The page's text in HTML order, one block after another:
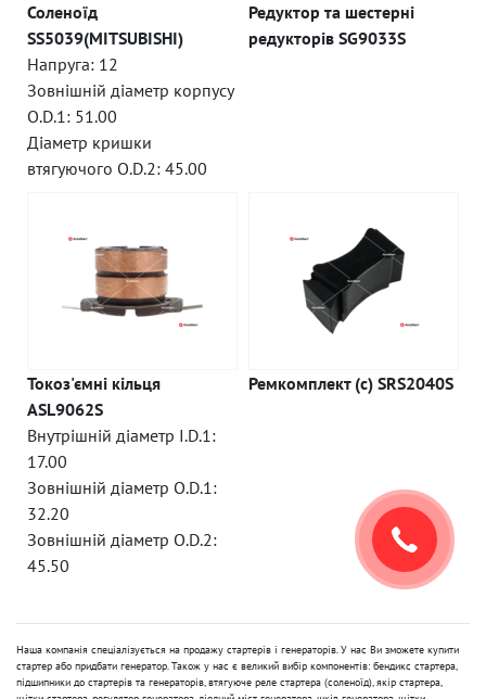
Соленоїд
SS5039(MITSUBISHI)
Напруга: 12
Зовнішній діаметр корпусу
O.D.1: 51.00
Діаметр кришки
втягуючого O.D.2: 45.00
Редуктор та шестерні
редукторів SG9033S
Токоз'ємні кільця
ASL9062S
Внутрішній діаметр I.D.1:
17.00
Зовнішній діаметр O.D.1:
32.20
Зовнішній діаметр O.D.2:
45.50
Ремкомплект (c) SRS2040S
Наша компанія спеціалізується на продажу стартерів і генераторів. У нас Ви зможете купити
стартер або придбати генератор. Також у нас є великий вибір компонентів: бендикс стартера,
підшипники до стартерів та генераторів, втягуюче реле стартера (соленоїд), якір стартера,